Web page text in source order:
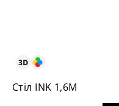
Стіл INK 1,6M